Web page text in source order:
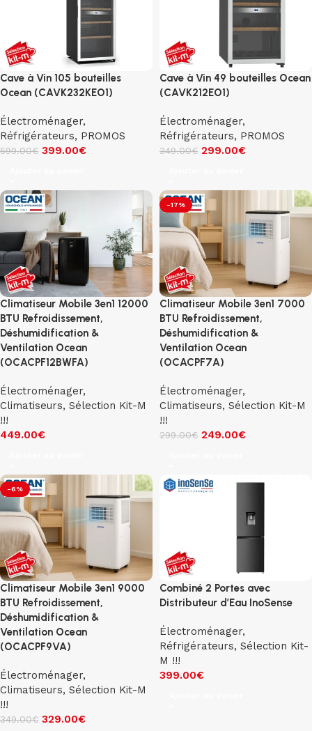
Cave à Vin 105 bouteilles
Ocean (CAVK232KEO1)
Électroménager,
Réfrigérateurs, PROMOS
599.00€ 399.00€
Cave à Vin 49 bouteilles Ocean
(CAVK212EO1)
Électroménager,
Réfrigérateurs, PROMOS
349.00€ 299.00€
Climatiseur Mobile 3en1 12000
BTU Refroidissement,
Déshumidification &
Ventilation Ocean
(OCACPF12BWFA)
Électroménager,
Climatiseurs, Sélection Kit-M
!!!
449.00€
-17%
Climatiseur Mobile 3en1 7000
BTU Refroidissement,
Déshumidification &
Ventilation Ocean
(OCACPF7A)
Électroménager,
Climatiseurs, Sélection Kit-M
!!!
299.00€ 249.00€
-6%
Climatiseur Mobile 3en1 9000
BTU Refroidissement,
Déshumidification &
Ventilation Ocean
(OCACPF9VA)
Électroménager,
Climatiseurs, Sélection Kit-M
!!!
349.00€ 329.00€
Combiné 2 Portes avec
Distributeur d’Eau InoSense
Électroménager,
Réfrigérateurs, Sélection Kit-
M !!!
399.00€